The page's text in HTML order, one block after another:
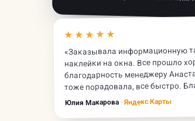
★★★★★
«Заказывала информационную
наклейки на окна. Все прошло
благодарность менеджеру
тоже порадовала, все быстро.
Юлия Макарова· Яндекс Карты